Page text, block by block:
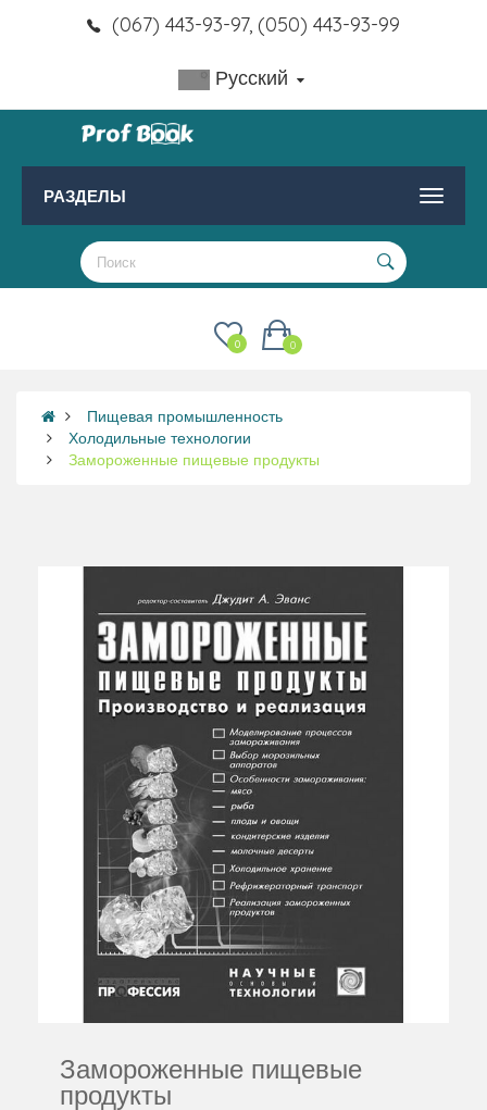
(067) 443-93-97, (050) 443-93-99
Русский
РАЗДЕЛЫ
0
0
Пищевая промышленность
Холодильные технологии
Замороженные пищевые продукты
Замороженные пищевые
продукты